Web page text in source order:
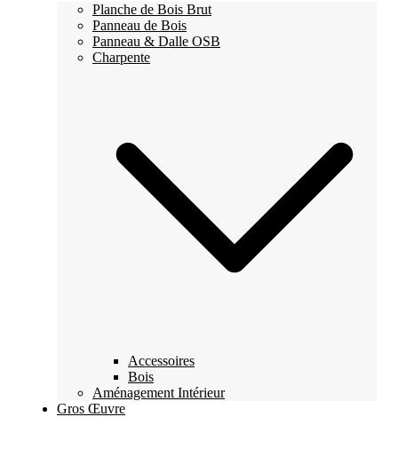
Planche de Bois Brut
Panneau de Bois
Panneau & Dalle OSB
Charpente
Accessoires
Bois
Aménagement Intérieur
Gros Œuvre